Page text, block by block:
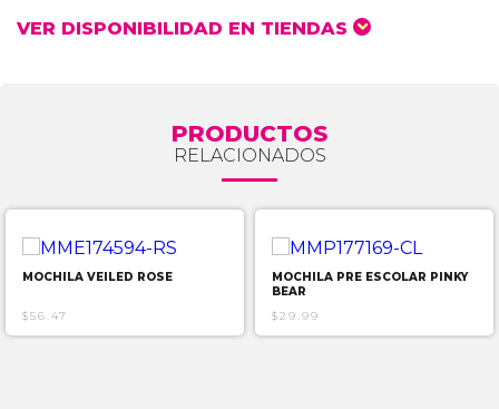
VER DISPONIBILIDAD EN TIENDAS
PRODUCTOS
RELACIONADOS
MOCHILA VEILED ROSE
$56.47
MOCHILA PRE ESCOLAR PINKY
BEAR
$29.99